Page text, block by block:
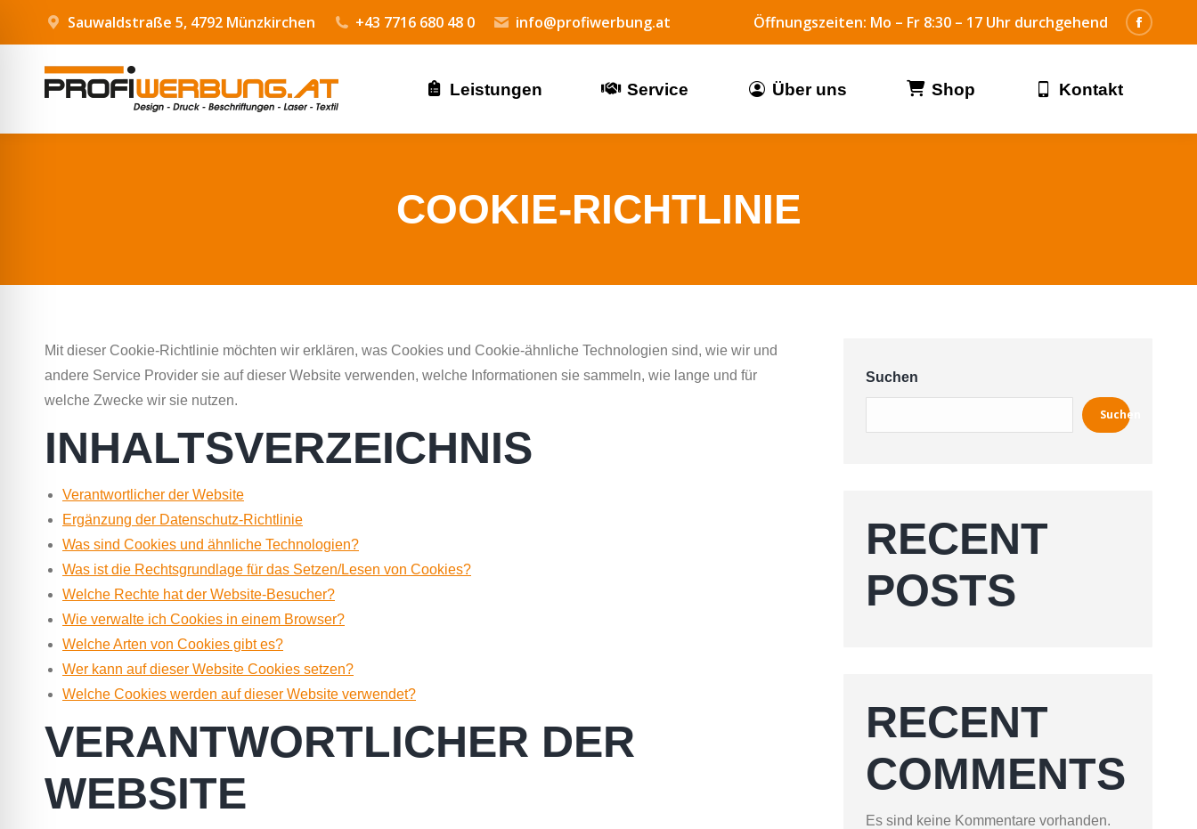
Sauwaldstraße 5, 4792 Münzkirchen +43 7716 680 48 0 info@profiwerbung.at Öffnungszeiten: Mo – Fr 8:30 – 17 Uhr durchgehend
Leistungen Service Über uns Shop Kontakt
COOKIE-RICHTLINIE
Mit dieser Cookie-Richtlinie möchten wir erklären, was Cookies und Cookie-ähnliche Technologien sind, wie wir und
andere Service Provider sie auf dieser Website verwenden, welche Informationen sie sammeln, wie lange und für
welche Zwecke wir sie nutzen.
INHALTSVERZEICHNIS
Verantwortlicher der Website
Ergänzung der Datenschutz-Richtlinie
Was sind Cookies und ähnliche Technologien?
Was ist die Rechtsgrundlage für das Setzen/Lesen von Cookies?
Welche Rechte hat der Website-Besucher?
Wie verwalte ich Cookies in einem Browser?
Welche Arten von Cookies gibt es?
Wer kann auf dieser Website Cookies setzen?
Welche Cookies werden auf dieser Website verwendet?
VERANTWORTLICHER DER
WEBSITE
Suchen
Suchen
RECENT
POSTS
RECENT
COMMENTS
Es sind keine Kommentare vorhanden.